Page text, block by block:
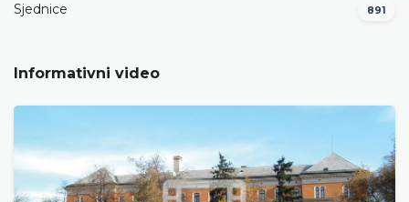
Sjednice 891
Informativni video